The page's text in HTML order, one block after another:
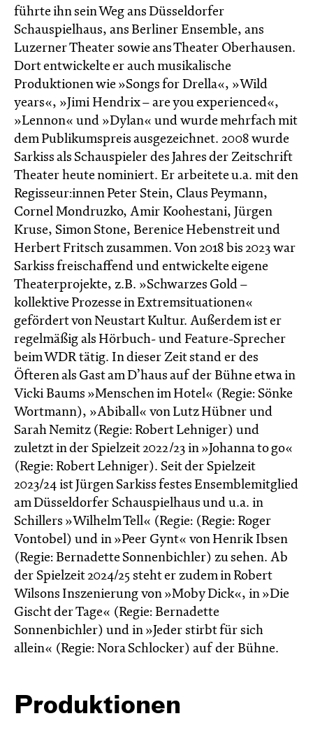
führte ihn sein Weg ans Düsseldorfer
Schauspielhaus, ans Berliner Ensemble, ans
Luzerner Theater sowie ans Theater Oberhausen.
Dort entwickelte er auch musikalische
Produktionen wie »Songs for Drella«, »Wild
years«, »Jimi Hendrix – are you experienced«,
»Lennon« und »Dylan« und wurde mehrfach mit
dem Publikumspreis ausgezeichnet. 2008 wurde
Sarkiss als Schauspieler des Jahres der Zeitschrift
Theater heute nominiert. Er arbeitete u.a. mit den
Regisseur:innen Peter Stein, Claus Peymann,
Cornel Mondruzko, Amir Koohestani, Jürgen
Kruse, Simon Stone, Berenice Hebenstreit und
Herbert Fritsch zusammen. Von 2018 bis 2023 war
Sarkiss freischaffend und entwickelte eigene
Theaterprojekte, z.B. »Schwarzes Gold –
kollektive Prozesse in Extremsituationen«
gefördert von Neustart Kultur. Außerdem ist er
regelmäßig als Hörbuch- und Feature-Sprecher
beim WDR tätig. In dieser Zeit stand er des
Öfteren als Gast am D’haus auf der Bühne etwa in
Vicki Baums »Menschen im Hotel« (Regie: Sönke
Wortmann), »Abiball« von Lutz Hübner und
Sarah Nemitz (Regie: Robert Lehniger) und
zuletzt in der Spielzeit 2022/23 in »Johanna to go«
(Regie: Robert Lehniger). Seit der Spielzeit
2023/24 ist Jürgen Sarkiss festes Ensemblemitglied
am Düsseldorfer Schauspielhaus und u.a. in
Schillers »Wilhelm Tell« (Regie: (Regie: Roger
Vontobel) und in »Peer Gynt« von Henrik Ibsen
(Regie: Bernadette Sonnenbichler) zu sehen. Ab
der Spielzeit 2024/25 steht er zudem in Robert
Wilsons Inszenierung von »Moby Dick«, in »Die
Gischt der Tage« (Regie: Bernadette
Sonnenbichler) und in »Jeder stirbt für sich
allein« (Regie: Nora Schlocker) auf der Bühne.
Produktionen